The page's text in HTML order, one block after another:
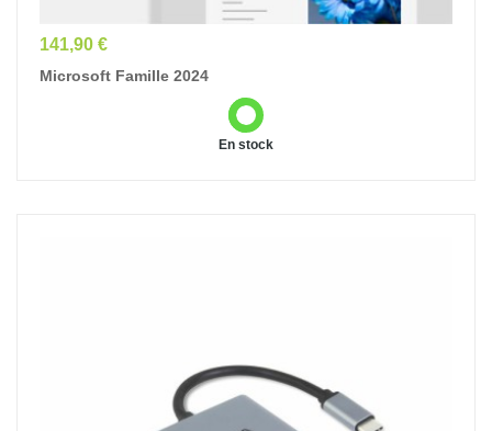
Prix
141,90 €
Microsoft Famille 2024
En stock